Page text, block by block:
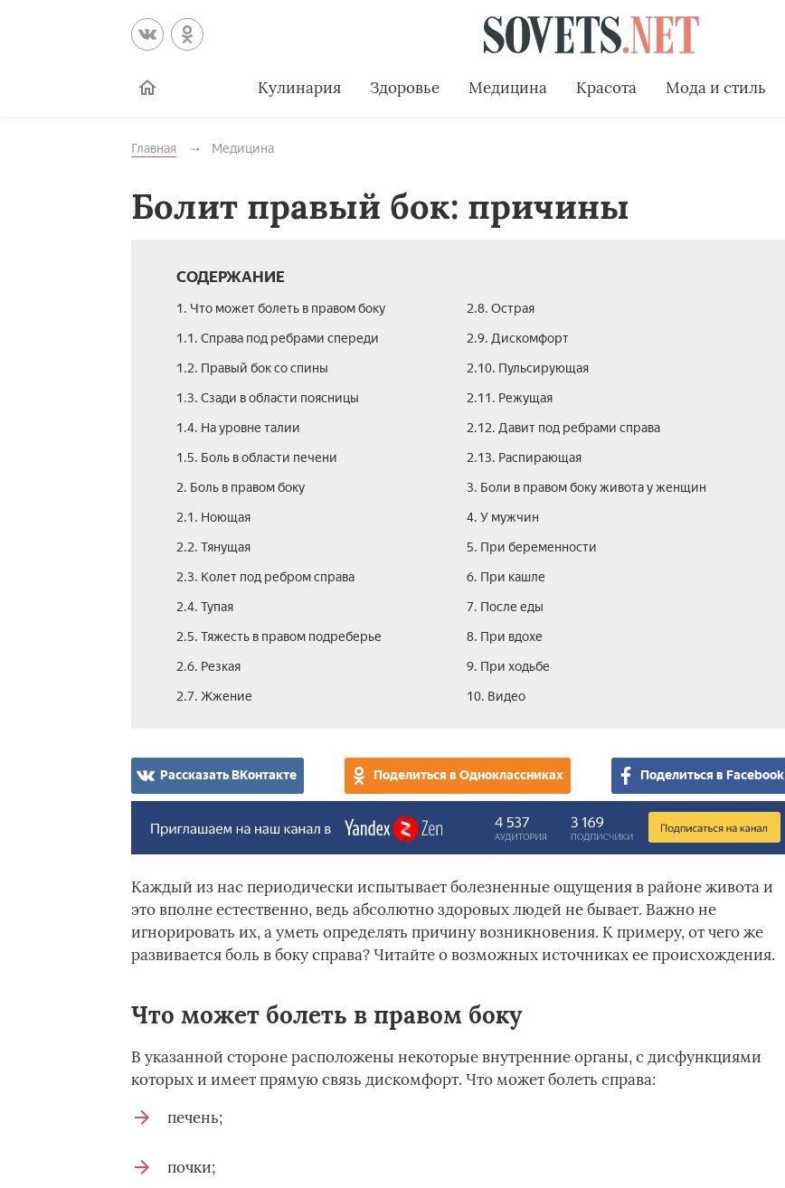
Кулинария Здоровье Медицина Красота Мода и стиль
Главная Медицина
Болит правый бок: причины
СОДЕРЖАНИЕ
1. Что может болеть в правом боку
1.1. Справа под ребрами спереди
1.2. Правый бок со спины
1.3. Сзади в области поясницы
1.4. На уровне талии
1.5. Боль в области печени
2. Боль в правом боку
2.1. Ноющая­
2.2. Тянущая
2.3. Колет под ребром справа
2.4. Тупая
2.5. Тяжесть в правом подреберье
2.6. Резкая
2.7. Жжение
2.8. Острая­
2.9. Дискомфорт
2.10. Пульсирующая­
2.11. Режущая
2.12. Давит под ребрами справа
2.13. Распирающая
3. Боли в правом боку живота у женщин
4. У мужчин
5. При беременности
6. При кашле
7. После еды
8. При вдохе
9. При ходьбе
10. Видео
Рассказать ВКонтакте Поделиться в Одноклассниках Поделиться в Facebook
Каждый из нас периодически испытывает болезненные ощущения в районе живота и
это вполне естественно, ведь абсолютно здоровых людей не бывает. Важно не
игнорировать их, а уметь определять причину возникновения. К примеру, от чего же
развивается боль в боку справа? Читайте о возможных источниках ее происхождения.
Что может болеть в правом боку
В указанной стороне расположены некоторые внутренние органы, с дисфункциями
которых и имеет прямую связь дискомфорт. Что может болеть справа:
печень;
почки;